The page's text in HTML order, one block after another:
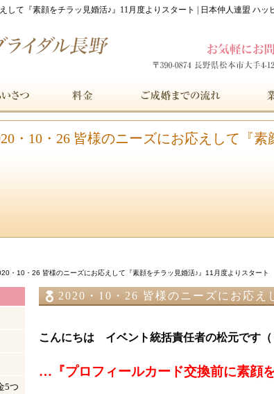
して『素顔をチラッ見婚活♪』11月度よりスタート | 日本仲人連盟 ハッ
・10・26 皆様のニーズにお応えして『
・10・26 皆様のニーズにお応えして『素顔をチラッ見婚活♪』11月度よりスタート
2020・10・26 皆様のニーズにお応え
こんにちは イベント統括責任者の松元です（
…『プロフィールカード交換前に素顔
5つ